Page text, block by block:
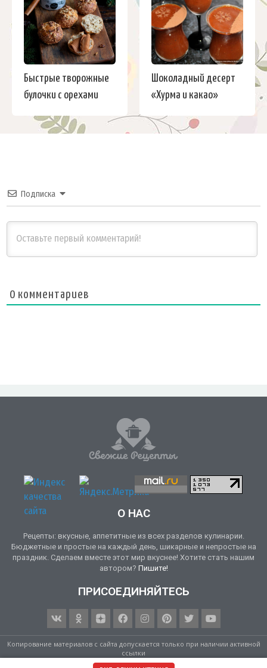
Быстрые творожные
булочки с орехами
Шоколадный десерт
«Хурма и какао»
Подписка
0 комментариев
О НАС
Рецепты: вкусные, аппетитные из всех разделов кулинарии.
Бюджетные и простые на каждый день, шикарные и непростые на
праздник. Сделаем вместе этот мир вкуснее! Хотите стать нашим
автором? Пишите!
ПРИСОЕДИНЯЙТЕСЬ
Копирование материалов с сайта допускается только при наличии активной
ссылки